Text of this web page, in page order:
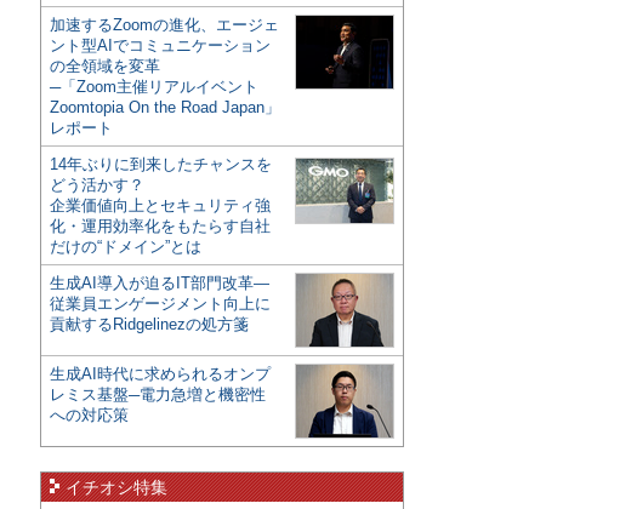
加速するZoomの進化、エージェ
ント型AIでコミュニケーション
の全領域を変革
─「Zoom主催リアルイベント
Zoomtopia On the Road Japan」
レポート
14年ぶりに到来したチャンスを
どう活かす？
企業価値向上とセキュリティ強
化・運用効率化をもたらす自社
だけの“ドメイン”とは
生成AI導入が迫るIT部門改革―
従業員エンゲージメント向上に
貢献するRidgelinezの処方箋
生成AI時代に求められるオンプ
レミス基盤─電力急増と機密性
への対応策
イチオシ特集